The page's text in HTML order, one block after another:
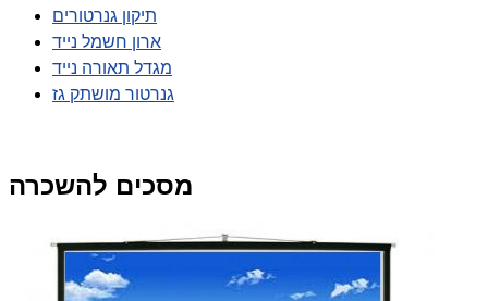
תיקון גנרטורים
ארון חשמל נייד
מגדל תאורה נייד
גנרטור מושתק גז
מסכים להשכרה